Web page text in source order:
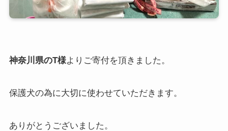
神奈川県のT様よりご寄付を頂きました。
保護犬の為に大切に使わせていただきます。
ありがとうございました。